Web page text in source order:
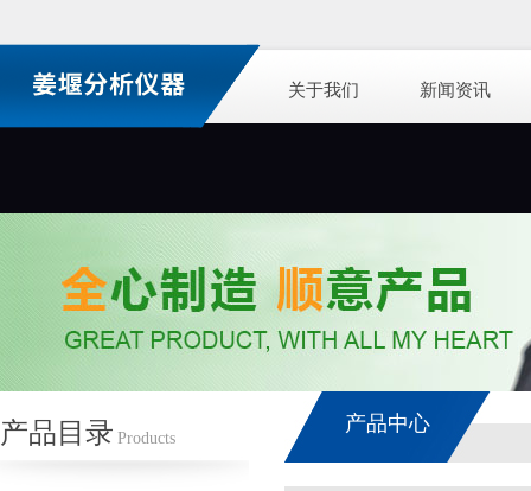
关于我们 新闻资讯
产品目录 Products
产品中心